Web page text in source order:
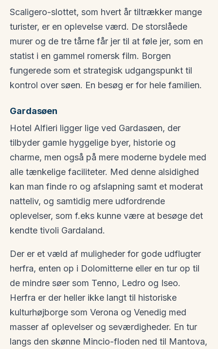
Scaligero-slottet, som hvert år tiltrækker mange
turister, er en oplevelse værd. De storslåede
murer og de tre tårne får jer til at føle jer, som en
statist i en gammel romersk film. Borgen
fungerede som et strategisk udgangspunkt til
kontrol over søen. En besøg er for hele familien.
Gardasøen
Hotel Alfieri ligger lige ved Gardasøen, der
tilbyder gamle hyggelige byer, historie og
charme, men også på mere moderne bydele med
alle tænkelige faciliteter. Med denne alsidighed
kan man finde ro og afslapning samt et moderat
natteliv, og samtidig mere udfordrende
oplevelser, som f.eks kunne være at besøge det
kendte tivoli Gardaland.
Der er et væld af muligheder for gode udflugter
herfra, enten op i Dolomitterne eller en tur op til
de mindre søer som Tenno, Ledro og Iseo.
Herfra er der heller ikke langt til historiske
kulturhøjborge som Verona og Venedig med
masser af oplevelser og seværdigheder. En tur
langs den skønne Mincio-floden ned til Mantova,